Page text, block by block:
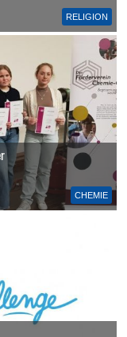
RELIGION
CHEMIE